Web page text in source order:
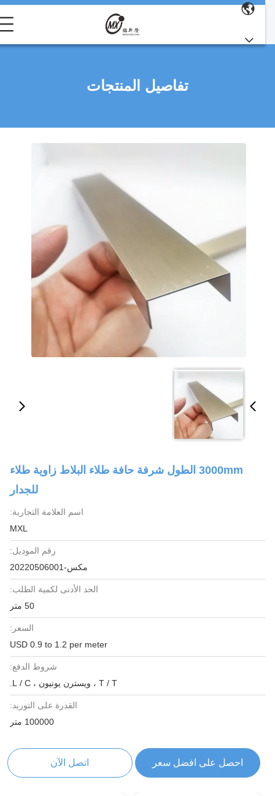
تفاصيل المنتجات
3000mm الطول شرفة حافة طلاء البلاط زاوية طلاء
للجدار
اسم العلامة التجارية:
MXL
رقم الموديل:
مكس-20220506001
الحد الأدنى لكمية الطلب:
50 متر
السعر:
USD 0.9 to 1.2 per meter
شروط الدفع:
T / T ، ويسترن يونيون ، L / C.
القدرة على التوريد:
100000 متر
احصل على افضل سعر اتصل الآن